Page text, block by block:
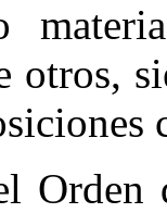
otros,
Orden